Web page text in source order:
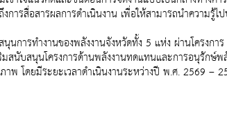
การสื่อสารผลการดำเนินงาน เพื่อให้สามารถนำความรู้
นการทำงานของพลังงานจังหวัดทั้ง 5 แห่ง ผ่านโครง
สนับสนุนโครงการด้านพลังงานทดแทนและการอนุรักษ์
าพ โดยมีระยะเวลาดำเนินงานระหว่างปี พ.ศ. 2569